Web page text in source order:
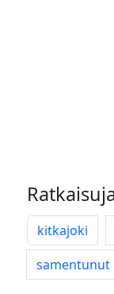
kitkajoki
samentunut